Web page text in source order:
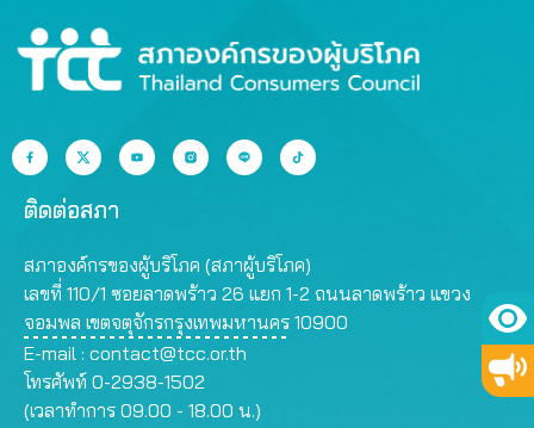
ติดต่อสภา
สภาองค์กรของผู้บริโภค (สภาผู้บริโภค)
เลขที่ 110/1 ซอยลาดพร้าว 26 แยก 1-2 ถนนลาดพร้าว แขวง
จอมพล เขตจตุจักรกรุงเทพมหานคร 10900
E-mail : contact@tcc.or.th
โทรศัพท์ 0-2938-1502
(เวลาทำการ 09.00 - 18.00 น.)